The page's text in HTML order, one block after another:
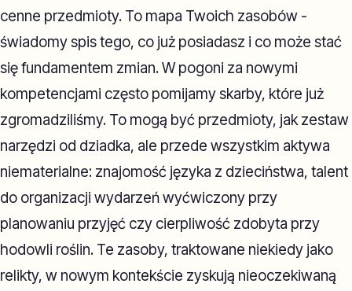
cenne przedmioty. To mapa Twoich zasobów -
świadomy spis tego, co już posiadasz i co może stać
się fundamentem zmian. W pogoni za nowymi
kompetencjami często pomijamy skarby, które już
zgromadziliśmy. To mogą być przedmioty, jak zestaw
narzędzi od dziadka, ale przede wszystkim aktywa
niematerialne: znajomość języka z dzieciństwa, talent
do organizacji wydarzeń wyćwiczony przy
planowaniu przyjęć czy cierpliwość zdobyta przy
hodowli roślin. Te zasoby, traktowane niekiedy jako
relikty, w nowym kontekście zyskują nieoczekiwaną